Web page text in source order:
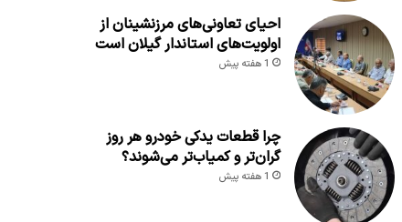
احیای تعاونی‌های مرزنشینان از
اولویت‌های استاندار گیلان است
1 هفته پیش
چرا قطعات یدکی خودرو هر روز
گران‌تر و کمیاب‌تر می‌شوند؟
1 هفته پیش